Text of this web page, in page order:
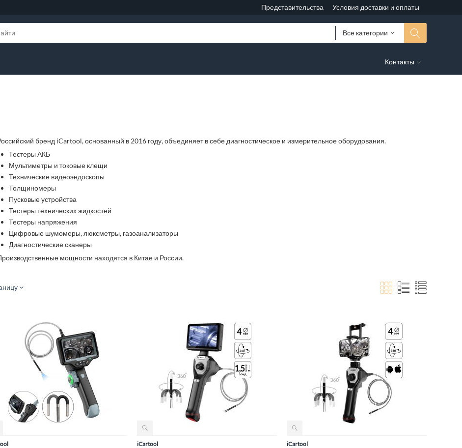
Представительства Условия доставки и оплаты
Все категории
Контакты
бренд iCartool, основанный в 2016 году, объединяет в себе диагностическое и измерительное оборудования.
Тестеры АКБ
Мультиметры и токовые клещи
Технические видеоэндоскопы
Толщиномеры
Пусковые устройства
Тестеры технических жидкостей
Тестеры напряжения
Цифровые шумомеры, люксметры, газоанализаторы
Диагностические сканеры
мощности находятся в Китае и России.
iCartool iCartool